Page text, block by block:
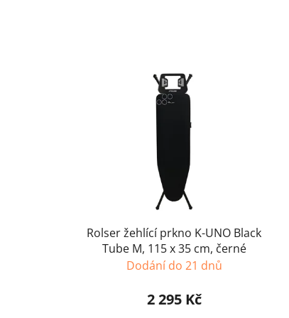
Rolser žehlící prkno K-UNO Black
Tube M, 115 x 35 cm, černé
Dodání do 21 dnů
2 295 Kč